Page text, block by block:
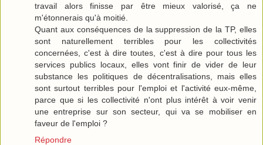
travail alors finisse par être mieux valorisé, ça ne
m'étonnerais qu'à moitié.
Quant aux conséquences de la suppression de la TP, elles
sont naturellement terribles pour les collectivités
concernées, c'est à dire toutes, c'est à dire pour tous les
services publics locaux, elles vont finir de vider de leur
substance les politiques de décentralisations, mais elles
sont surtout terribles pour l'emploi et l'activité eux-même,
parce que si les collectivité n'ont plus intérêt à voir venir
une entreprise sur son secteur, qui va se mobiliser en
faveur de l'emploi ?
Répondre